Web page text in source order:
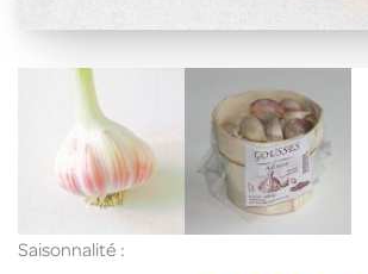
Saisonnalité :